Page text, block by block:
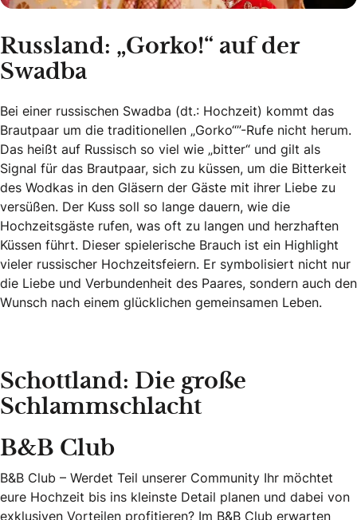
Russland: „Gorko!“ auf der
Swadba
Bei einer russischen Swadba (dt.: Hochzeit) kommt das
Brautpaar um die traditionellen „Gorko“”-Rufe nicht herum.
Das heißt auf Russisch so viel wie „bitter“ und gilt als
Signal für das Brautpaar, sich zu küssen, um die Bitterkeit
des Wodkas in den Gläsern der Gäste mit ihrer Liebe zu
versüßen. Der Kuss soll so lange dauern, wie die
Hochzeitsgäste rufen, was oft zu langen und herzhaften
Küssen führt. Dieser spielerische Brauch ist ein Highlight
vieler russischer Hochzeitsfeiern. Er symbolisiert nicht nur
die Liebe und Verbundenheit des Paares, sondern auch den
Wunsch nach einem glücklichen gemeinsamen Leben.
Schottland: Die große
Schlammschlacht
B&B Club
B&B Club – Werdet Teil unserer Community Ihr möchtet
eure Hochzeit bis ins kleinste Detail planen und dabei von
exklusiven Vorteilen profitieren? Im B&B Club erwarten